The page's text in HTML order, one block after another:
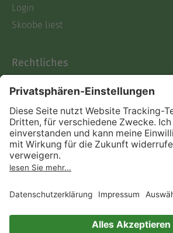
Login
Skoobe liest
Rechtliches
AGB
Informationen nach Data
Act
Verträge hier kündigen
Impressum